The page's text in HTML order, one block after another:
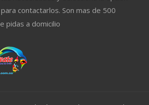
contactarlos. Son mas de 500
pidas a domicilio